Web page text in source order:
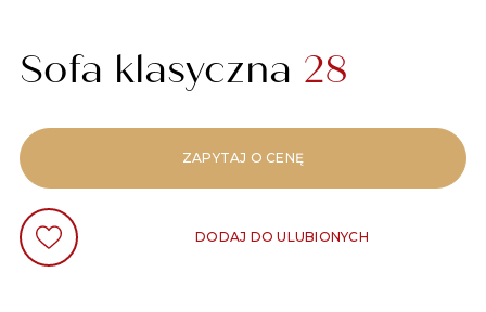
Sofa klasyczna 28
ZAPYTAJ O CENĘ
DODAJ DO ULUBIONYCH